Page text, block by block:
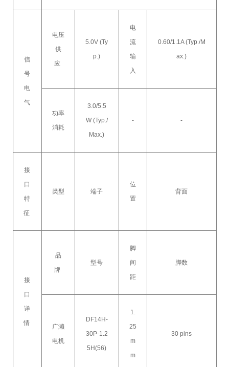
信
号
电
气
电压
供
应
5.0V (Ty
p.)
电
流
输
入
0.60/1.1A (Typ./M
ax.)
功率
消耗
3.0/5.5
W (Typ./
Max.)
- -
接
口
特
征
类型 端子
位
置
背面
接
口
详
情
品
牌
型号
脚
间
距
脚数
广濑
电机
DF14H-
30P-1.2
5H(56)
1.
25
m
m
30 pins